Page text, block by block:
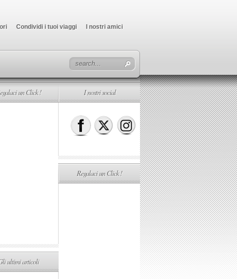
Condividi i tuoi viaggi I nostri amici
un Click !
ultimi articoli
I nostri social
Regalaci un Click !